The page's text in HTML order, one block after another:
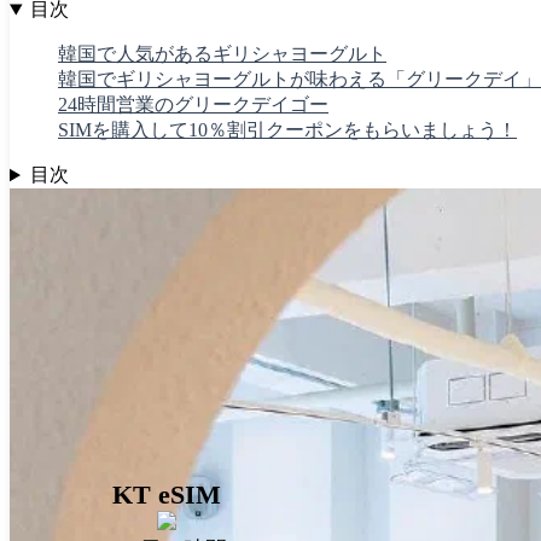
KT eSIM
目次
韓国で人気があるギリシャヨーグルト
韓国でギリシャヨーグルトが味わえる「グリークデイ
24時間営業のグリークデイゴー
SIMを購入して10％割引クーポンをもらいましょう！
目次